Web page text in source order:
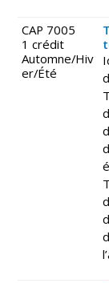
CAP 7005
1 crédit
Automne/Hiv
er/Été